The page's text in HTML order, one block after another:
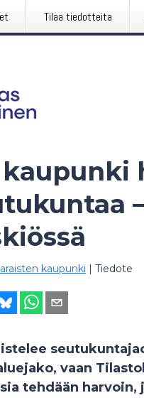
Tilaa tiedotteita
kaupunki | Tiedote
vaan
tehdään harvoin,